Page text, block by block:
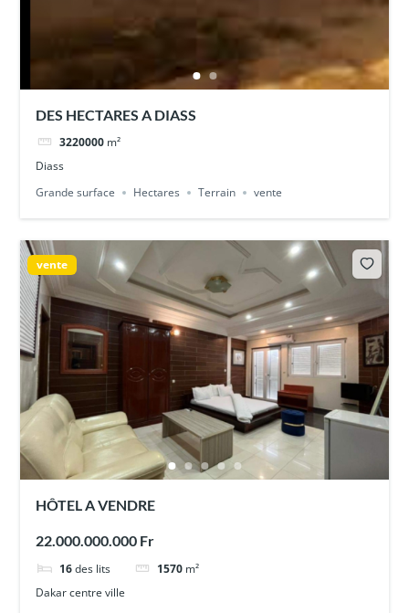
DES HECTARES A DIASS
3220000 m²
Diass
Grande surface
Hectares Terrain vente
vente
HÔTEL A VENDRE
22.000.000.000 Fr
16 des lits 1570 m²
Dakar centre ville